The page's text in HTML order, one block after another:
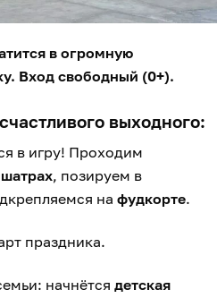
в огромную
Вход свободный (0+).
выходного:
в игру! Проходим
, позируем в
на фудкорте.
праздника.
начнётся детская